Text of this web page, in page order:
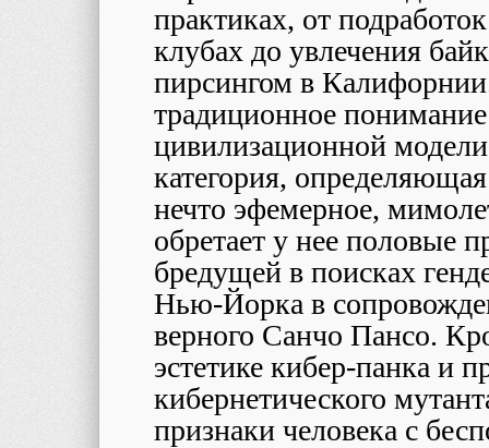
практиках, от
клубах до увлечения
пирсингом в
традиционное
цивилизационной
категория,
нечто эфемерное,
обретает у нее половые
бредущей в поисках
Нью-Йорка в
верного Санчо Пансо.
эстетике кибер-панка и
кибернетического
признаки человека с